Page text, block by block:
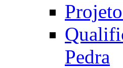
Pedra